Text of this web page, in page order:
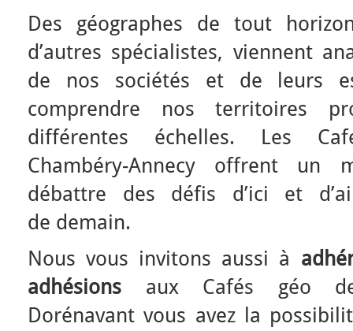
Des géographes de tout
d’autres spécialistes, viennent
de nos sociétés et de leurs
comprendre nos territoires
différentes échelles. Les
Chambéry-Annecy offrent un
débattre des défis d’ici et
de demain.
Nous vous invitons aussi à
adhésions aux Cafés géo
Dorénavant vous avez la